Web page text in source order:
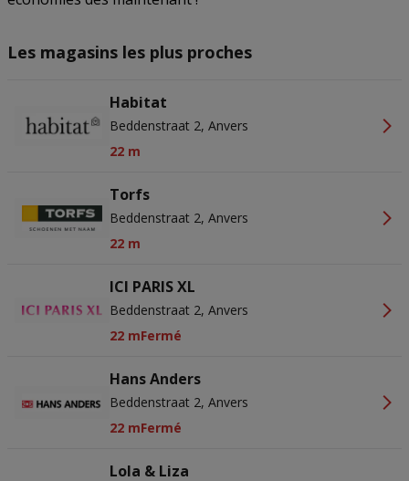
Les magasins les plus proches
Habitat
Beddenstraat 2, Anvers
22 m
Torfs
Beddenstraat 2, Anvers
22 m
ICI PARIS XL
Beddenstraat 2, Anvers
22 mFermé
Hans Anders
Beddenstraat 2, Anvers
22 mFermé
Lola & Liza